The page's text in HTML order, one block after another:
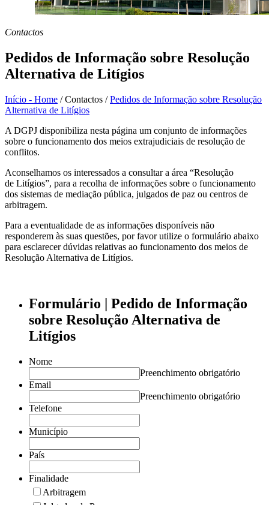
Contactos
Pedidos de Informação sobre Resolução
Alternativa de Litígios
Início - Home /Contactos /Pedidos de Informação sobre Resolução
Alternativa de Litígios
A DGPJ disponibiliza nesta página um conjunto de informações
sobre o funcionamento dos meios extrajudiciais de resolução de
conflitos.
Aconselhamos os interessados a consultar a área “Resolução
de Litígios”, para a recolha de informações sobre o funcionamento
dos sistemas de mediação pública, julgados de paz ou centros de
arbitragem.
Para a eventualidade de as informações disponíveis não
responderem às suas questões, por favor utilize o formulário abaixo
para esclarecer dúvidas relativas ao funcionamento dos meios de
Resolução Alternativa de Litígios.
Formulário | Pedido de Informação
sobre Resolução Alternativa de
Litígios
Nome
Preenchimento obrigatório
Email
Preenchimento obrigatório
Telefone
Município
País
Finalidade
Arbitragem